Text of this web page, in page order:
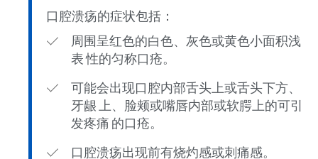
口腔溃疡的症状包括：
周围呈红色的白色、灰色或黄色小面积浅
表 性的匀称口疮。
可能会出现口腔内部舌头上或舌头下方、
牙龈 上、脸颊或嘴唇内部或软腭上的可引
发疼痛 的口疮。
口腔溃疡出现前有烧灼感或刺痛感。